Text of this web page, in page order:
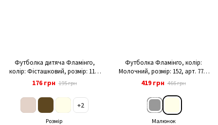
Футболка дитяча Фламінго,
колір: Фісташковий, розмір: 110,
арт. 014-1006
176 грн 195 грн
+2
Розмір
Футболка Фламінго, колір:
Молочний, розмір: 152, арт. 778-
061
419 грн 466 грн
Малюнок